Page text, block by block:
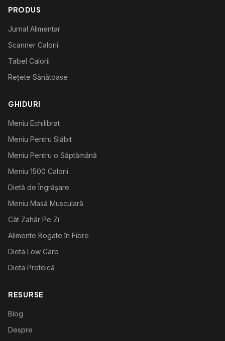
PRODUS
Jurnal Alimentar
Scanner Calorii
Tabel Calorii
Rețete Sănătoase
GHIDURI
Meniu Echilibrat
Meniu Pentru Slăbit
Meniu Pentru o Săptămână
Meniu 1500 Calorii
Dietă de Îngrășare
Meniu Masă Musculară
Cât Zahăr Pe Zi
Alimente Bogate în Fibre
Dieta Low Carb
Dieta Proteică
RESURSE
Blog
Despre